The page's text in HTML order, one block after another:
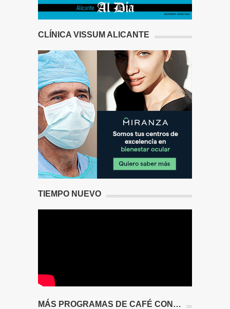
CLÍNICA VISSUM ALICANTE
TIEMPO NUEVO
MÁS PROGRAMAS DE CAFÉ CON…